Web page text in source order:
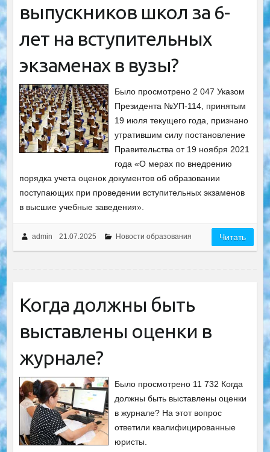
выпускников школ за 6-
лет на вступительных
экзаменах в вузы?
Было просмотрено 2 047 Указом
Президента №УП-114, принятым
19 июля текущего года, признано
утратившим силу постановление
Правительства от 19 ноября 2021
года «О мерах по внедрению
порядка учета оценок документов об образовании
поступающих при проведении вступительных экзаменов
в высшие учебные заведения».
admin 21.07.2025 Новости образования Читать
Когда должны быть
выставлены оценки в
журнале?
Было просмотрено 11 732 Когда
должны быть выставлены оценки
в журнале? На этот вопрос
ответили квалифицированные
юристы.